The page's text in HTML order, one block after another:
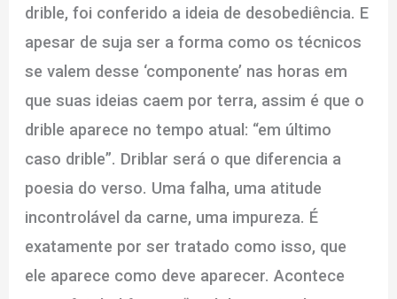
drible, foi conferido a ideia de desobediência. E
apesar de suja ser a forma como os técnicos
se valem desse ‘componente’ nas horas em
que suas ideias caem por terra, assim é que o
drible aparece no tempo atual: “em último
caso drible”. Driblar será o que diferencia a
poesia do verso. Uma falha, uma atitude
incontrolável da carne, uma impureza. É
exatamente por ser tratado como isso, que
ele aparece como deve aparecer. Acontece